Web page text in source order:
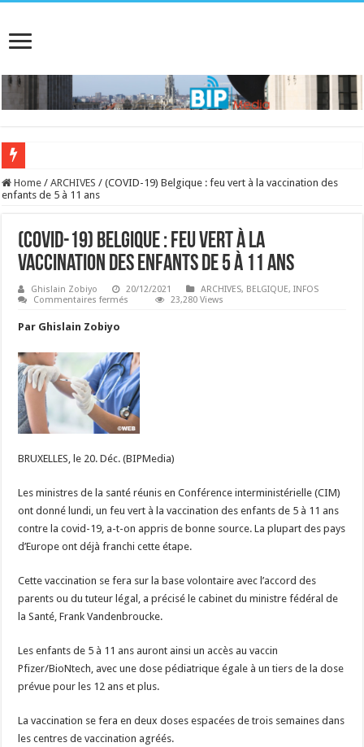
Home / ARCHIVES / (COVID-19) Belgique : feu vert à la vaccination des
enfants de 5 à 11 ans
(COVID-19) Belgique : feu vert à la
vaccination des enfants de 5 à 11 ans
Ghislain Zobiyo 20/12/2021 ARCHIVES, BELGIQUE,INFOS
Commentaires fermés
feu
vert
à
la
vaccination
des
enfants
de
5
11
23,280 Views
Par Ghislain Zobiyo
BRUXELLES, le 20. Déc. (BIPMedia)
Les ministres de la santé réunis en Conférence interministérielle (CIM)
ont donné lundi, un feu vert à la vaccination des enfants de 5 à 11 ans
contre la covid-19, a-t-on appris de bonne source. La plupart des pays
d’Europe ont déjà franchi cette étape.
Cette vaccination se fera sur la base volontaire avec l’accord des
parents ou du tuteur légal, a précisé le cabinet du ministre fédéral de
la Santé, Frank Vandenbroucke.
Les enfants de 5 à 11 ans auront ainsi un accès au vaccin
Pfizer/BioNtech, avec une dose pédiatrique égale à un tiers de la dose
prévue pour les 12 ans et plus.
La vaccination se fera en deux doses espacées de trois semaines dans
les centres de vaccination agréés.